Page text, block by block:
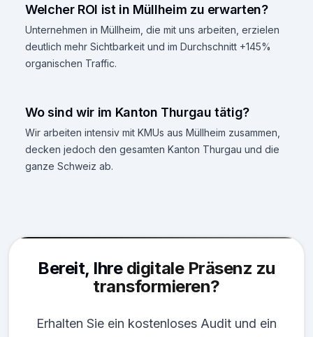
Welcher ROI ist in Müllheim zu erwarten?
Unternehmen in Müllheim, die mit uns arbeiten, erzielen
deutlich mehr Sichtbarkeit und im Durchschnitt +145%
organischen Traffic.
Wo sind wir im Kanton Thurgau tätig?
Wir arbeiten intensiv mit KMUs aus Müllheim zusammen,
decken jedoch den gesamten Kanton Thurgau und die
ganze Schweiz ab.
Bereit, Ihre digitale Präsenz zu
transformieren?
Erhalten Sie ein kostenloses Audit und ein